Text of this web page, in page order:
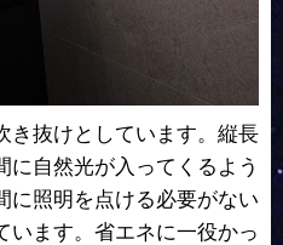
き抜けとしています。縦長
に自然光が入ってくるよう
に照明を点ける必要がない
います。省エネに一役かっ